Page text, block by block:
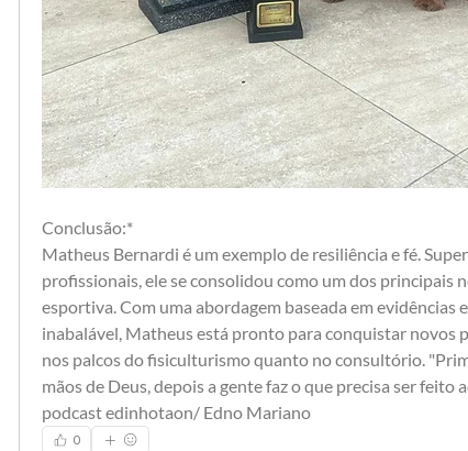
Conclusão:*
Matheus Bernardi é um exemplo de resiliência e fé.
profissionais, ele se consolidou como um dos principais
esportiva. Com uma abordagem baseada em evidências
inabalável, Matheus está pronto para conquistar novos
nos palcos do fisiculturismo quanto no consultório.
mãos de Deus, depois a gente faz o que precisa ser feito
podcast edinhotaon/ Edno Mariano
0